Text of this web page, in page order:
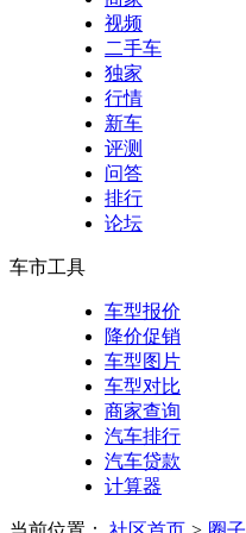
视频
二手车
独家
行情
新车
评测
问答
排行
论坛
车市工具
车型报价
降价促销
车型图片
车型对比
商家查询
汽车排行
汽车贷款
计算器